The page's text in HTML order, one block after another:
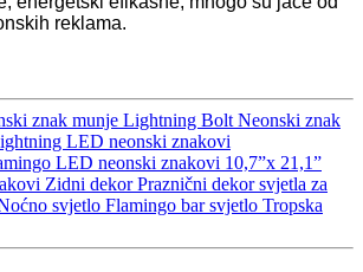
reklama.
znak munje Lightning Bolt Neonski znak
LED neonski znakovi
LED neonski znakovi 10,7”x 21,1”
Zidni dekor Praznični dekor svjetla za
svjetlo Flamingo bar svjetlo Tropska